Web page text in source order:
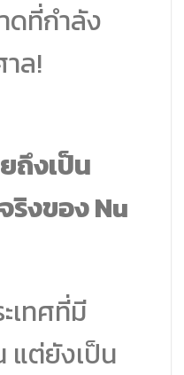
ดที่กำลัง
ล!
ถึงเป็น
ริงของ Nu
เทศที่มี
แต่ยังเป็น